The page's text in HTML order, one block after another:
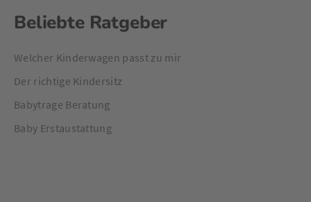
Beliebte Ratgeber
Welcher Kinderwagen passt zu mir
Der richtige Kindersitz
Babytrage Beratung
Baby Erstaustattung